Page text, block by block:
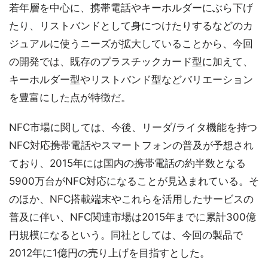
若年層を中心に、携帯電話やキーホルダーにぶら下げ
たり、リストバンドとして身につけたりするなどのカ
ジュアルに使うニーズが拡大していることから、今回
の開発では、既存のプラスチックカード型に加えて、
キーホルダー型やリストバンド型などバリエーション
を豊富にした点が特徴だ。
NFC市場に関しては、今後、リーダ/ライタ機能を持つ
NFC対応携帯電話やスマートフォンの普及が予想され
ており、2015年には国内の携帯電話の約半数となる
5900万台がNFC対応になることが見込まれている。そ
のほか、NFC搭載端末やこれらを活用したサービスの
普及に伴い、NFC関連市場は2015年までに累計300億
円規模になるという。同社としては、今回の製品で
2012年に1億円の売り上げを目指すとした。